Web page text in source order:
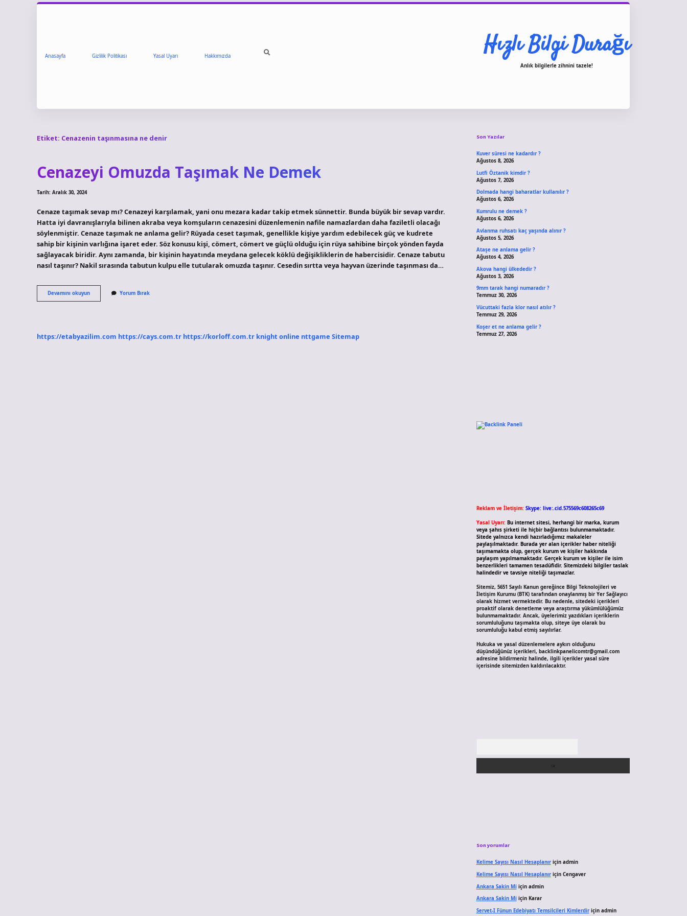
Anasayfa Gizlilik Politikası Yasal Uyarı Hakkımızda Hızlı Bilgi Durağı
Anlık bilgilerle zihnini tazele!
Etiket: Cenazenin taşınmasına ne denir
Cenazeyi Omuzda Taşımak Ne Demek
Tarih: Aralık 30, 2024
Cenaze taşımak sevap mı? Cenazeyi karşılamak, yani onu mezara kadar takip etmek sünnettir. Bunda büyük bir sevap vardır.
Hatta iyi davranışlarıyla bilinen akraba veya komşuların cenazesini düzenlemenin nafile namazlardan daha faziletli olacağı
söylenmiştir. Cenaze taşımak ne anlama gelir? Rüyada ceset taşımak, genellikle kişiye yardım edebilecek güç ve kudrete
sahip bir kişinin varlığına işaret eder. Söz konusu kişi, cömert, cömert ve güçlü olduğu için rüya sahibine birçok yönden fayda
sağlayacak biridir. Aynı zamanda, bir kişinin hayatında meydana gelecek köklü değişikliklerin de habercisidir. Cenaze tabutu
nasıl taşınır? Nakil sırasında tabutun kulpu elle tutularak omuzda taşınır. Cesedin sırtta veya hayvan üzerinde taşınması da…
Devamını okuyunCenazeyi
Omuzda
Yorum Bırak
https://etabyazilim.com https://cays.com.tr https://korloff.com.tr knight online nttgame Sitemap
Son Yazılar
Kuver süresi ne kadardır ?
Ağustos 8, 2026
Lutfi Öztanik kimdir ?
Ağustos 7, 2026
Dolmada hangi baharatlar kullanılır ?
Ağustos 6, 2026
Kumrulu ne demek ?
Ağustos 6, 2026
Avlanma ruhsatı kaç yaşında alınır ?
Ağustos 5, 2026
Ataşe ne anlama gelir ?
Ağustos 4, 2026
Akova hangi ülkededir ?
Ağustos 3, 2026
9mm tarak hangi numaradır ?
Temmuz 30, 2026
Vücuttaki fazla klor nasıl atılır ?
Temmuz 29, 2026
Koşer et ne anlama gelir ?
Temmuz 27, 2026
Reklam ve İletişim: Skype: live:.cid.575569c608265c69
Yasal Uyarı: Bu internet sitesi, herhangi bir marka, kurum
veya şahıs şirketi ile hiçbir bağlantısı bulunmamaktadır.
Sitede yalnızca kendi hazırladığımız makaleler
paylaşılmaktadır. Burada yer alan içerikler haber niteliği
taşımamakta olup, gerçek kurum ve kişiler hakkında
paylaşım yapılmamaktadır. Gerçek kurum ve kişiler ile isim
benzerlikleri tamamen tesadüfidir. Sitemizdeki bilgiler taslak
halindedir ve tavsiye niteliği taşımazlar.
Sitemiz, 5651 Sayılı Kanun gereğince Bilgi Teknolojileri ve
İletişim Kurumu (BTK) tarafından onaylanmış bir Yer Sağlayıcı
olarak hizmet vermektedir. Bu nedenle, sitedeki içerikleri
proaktif olarak denetleme veya araştırma yükümlülüğümüz
bulunmamaktadır. Ancak, üyelerimiz yazdıkları içeriklerin
sorumluluğunu taşımakta olup, siteye üye olarak bu
sorumluluğu kabul etmiş sayılırlar.
Hukuka ve yasal düzenlemelere aykırı olduğunu
düşündüğünüz içerikleri, backlinkpanelicomtr@gmail.com
adresine bildirmeniz halinde, ilgili içerikler yasal süre
içerisinde sitemizden kaldırılacaktır.
Son yorumlar
Kelime Sayısı Nasıl Hesaplanıriçin admin
Kelime Sayısı Nasıl Hesaplanıriçin Cengaver
Ankara Sakin Miiçin admin
Ankara Sakin Miiçin Karar
Servet-I Fünun Edebiyatı Temsilcileri Kimlerdiriçin admin